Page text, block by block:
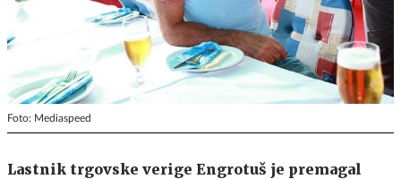
Foto: Mediaspeed
Lastnik trgovske verige Engrotuš je premagal